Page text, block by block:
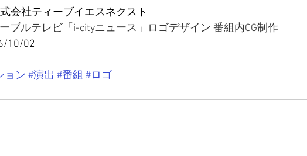
会社ティーブイエスネクスト
ブルテレビ「i-cityニュース」ロゴデザイン 番組内CG制作
10/02
ョン #演出 #番組 #ロゴ